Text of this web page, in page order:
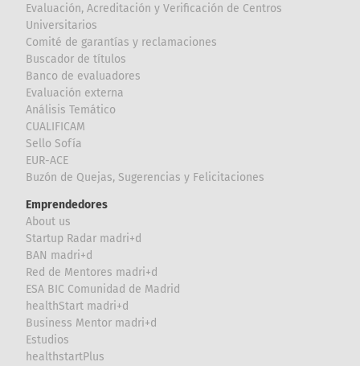
Evaluación, Acreditación y Verificación de Centros
Universitarios
Comité de garantías y reclamaciones
Buscador de títulos
Banco de evaluadores
Evaluación externa
Análisis Temático
CUALIFICAM
Sello Sofía
EUR-ACE
Buzón de Quejas, Sugerencias y Felicitaciones
Emprendedores
About us
Startup Radar madri+d
BAN madri+d
Red de Mentores madri+d
ESA BIC Comunidad de Madrid
healthStart madri+d
Business Mentor madri+d
Estudios
healthstartPlus